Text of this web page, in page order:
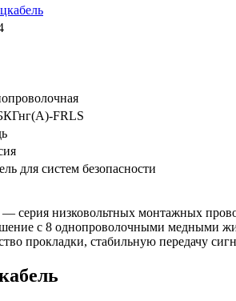
FRLS
для систем безопасности
— серия низковольтных монтажных
с 8 однопроволочными медными
прокладки, стабильную передачу